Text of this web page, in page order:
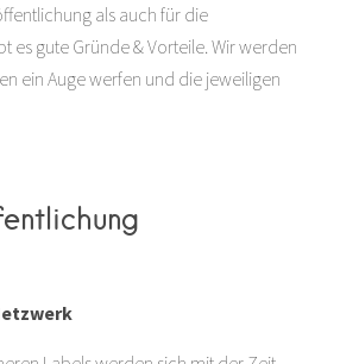
als auch für die
es gute Gründe & Vorteile. Wir werden
ein Auge werfen und die jeweiligen